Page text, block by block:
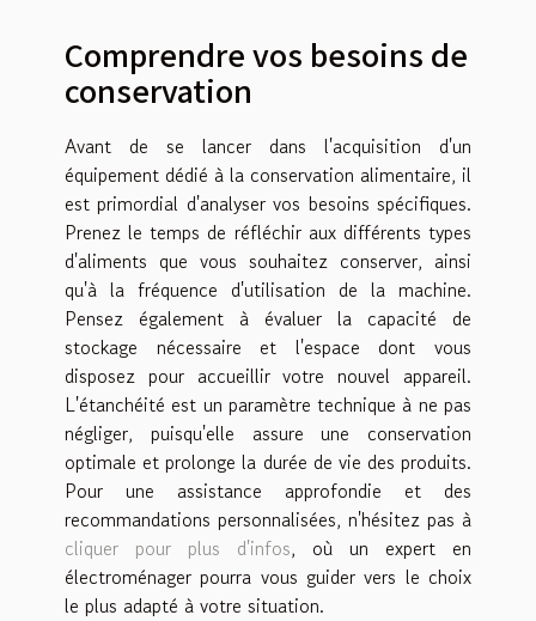
Comprendre vos besoins de
conservation
Avant de se lancer dans l'acquisition d'un
équipement dédié à la conservation alimentaire, il
est primordial d'analyser vos besoins spécifiques.
Prenez le temps de réfléchir aux différents types
d'aliments que vous souhaitez conserver, ainsi
qu'à la fréquence d'utilisation de la machine.
Pensez également à évaluer la capacité de
stockage nécessaire et l'espace dont vous
disposez pour accueillir votre nouvel appareil.
L'étanchéité est un paramètre technique à ne pas
négliger, puisqu'elle assure une conservation
optimale et prolonge la durée de vie des produits.
Pour une assistance approfondie et des
recommandations personnalisées, n'hésitez pas à
cliquer pour plus d'infos, où un expert en
électroménager pourra vous guider vers le choix
le plus adapté à votre situation.